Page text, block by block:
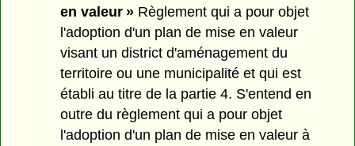
en valeur » Règlement qui a pour objet
l'adoption d'un plan de mise en valeur
visant un district d'aménagement du
territoire ou une municipalité et qui est
établi au titre de la partie 4. S'entend en
outre du règlement qui a pour objet
l'adoption d'un plan de mise en valeur à